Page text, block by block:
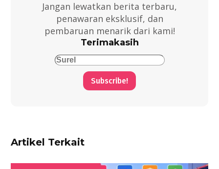
Jangan lewatkan berita terbaru,
penawaran eksklusif, dan
pembaruan menarik dari kami!
Terimakasih
Subscribe!
Artikel Terkait